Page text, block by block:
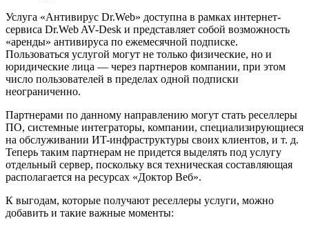
Услуга «Антивирус Dr.Web» доступна в рамках интернет-
сервиса Dr.Web AV-Desk и представляет собой возможность
«аренды» антивируса по ежемесячной подписке.
Пользоваться услугой могут не только физические, но и
юридические лица — через партнеров компании, при этом
число пользователей в пределах одной подписки
неограниченно.
Партнерами по данному направлению могут стать реселлеры
ПО, системные интеграторы, компании, специализирующиеся
на обслуживании ИT-инфраструктуры своих клиентов, и т. д.
Теперь таким партнерам не придется выделять под услугу
отдельный сервер, поскольку вся техническая составляющая
располагается на ресурсах «Доктор Веб».
К выгодам, которые получают реселлеры услуги, можно
добавить и такие важные моменты: